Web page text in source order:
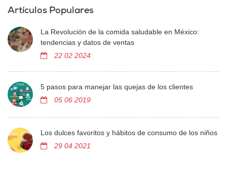
Artículos Populares
La Revolución de la comida saludable en México:
tendencias y datos de ventas
22 02 2024
5 pasos para manejar las quejas de los clientes
05 06 2019
Los dulces favoritos y hábitos de consumo de los niños
29 04 2021